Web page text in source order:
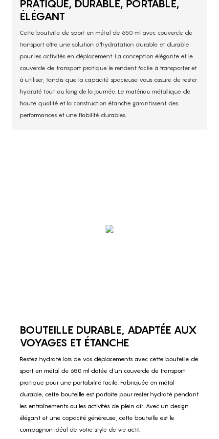
PRATIQUE, DURABLE, PORTABLE,
ÉLÉGANT
Cette bouteille de sport en métal de 650 ml avec couvercle de
transport offre une solution d'hydratation durable et durable
pour les activités en déplacement. La conception élégante et le
couvercle de transport pratique le rendent facile à transporter et
à utiliser, tandis que la capacité spacieuse vous assure de rester
hydraté tout au long de la journée. Le matériau métallique de
haute qualité et la construction étanche garantissent des
performances et une fiabilité durables.
BOUTEILLE DURABLE, ADAPTÉE AUX
VOYAGES ET ÉTANCHE
Restez hydraté lors de vos déplacements avec cette bouteille de
sport en métal de 650 ml dotée d'un couvercle de transport
pratique pour une portabilité facile. Fabriquée en métal
durable, cette bouteille est parfaite pour rester hydraté pendant
les entraînements ou les activités de plein air. Avec un design
élégant et une capacité généreuse, cette bouteille est le
compagnon idéal de votre style de vie actif.